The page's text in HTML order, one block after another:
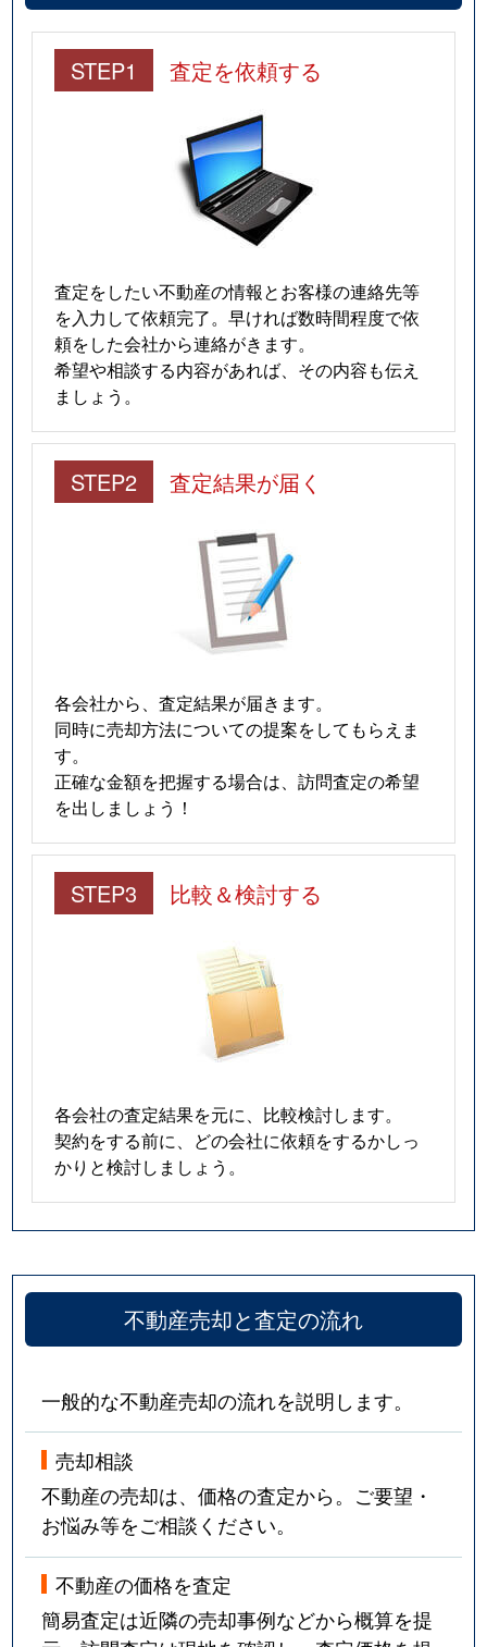
STEP1 査定を依頼する
査定をしたい不動産の情報とお客様の連絡先等
を入力して依頼完了。早ければ数時間程度で依
頼をした会社から連絡がきます。
希望や相談する内容があれば、その内容も伝え
ましょう。
STEP2 査定結果が届く
各会社から、査定結果が届きます。
同時に売却方法についての提案をしてもらえま
す。
正確な金額を把握する場合は、訪問査定の希望
を出しましょう！
STEP3 比較＆検討する
各会社の査定結果を元に、比較検討します。
契約をする前に、どの会社に依頼をするかしっ
かりと検討しましょう。
不動産売却と査定の流れ
一般的な不動産売却の流れを説明します。
売却相談
不動産の売却は、価格の査定から。ご要望・
お悩み等をご相談ください。
不動産の価格を査定
簡易査定は近隣の売却事例などから概算を提